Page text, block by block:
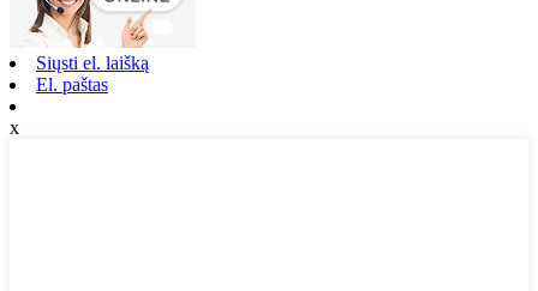
Siųsti el. laišką
El. paštas
x